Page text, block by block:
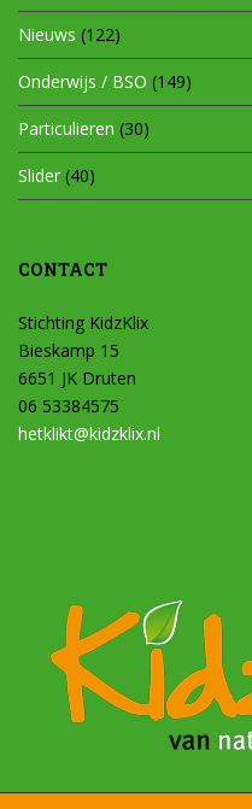
Nieuws (122)
Onderwijs / BSO (149)
Particulieren (30)
Slider (40)
CONTACT
Stichting KidzKlix
Bieskamp 15
6651 JK Druten
06 53384575
hetklikt@kidzklix.nl